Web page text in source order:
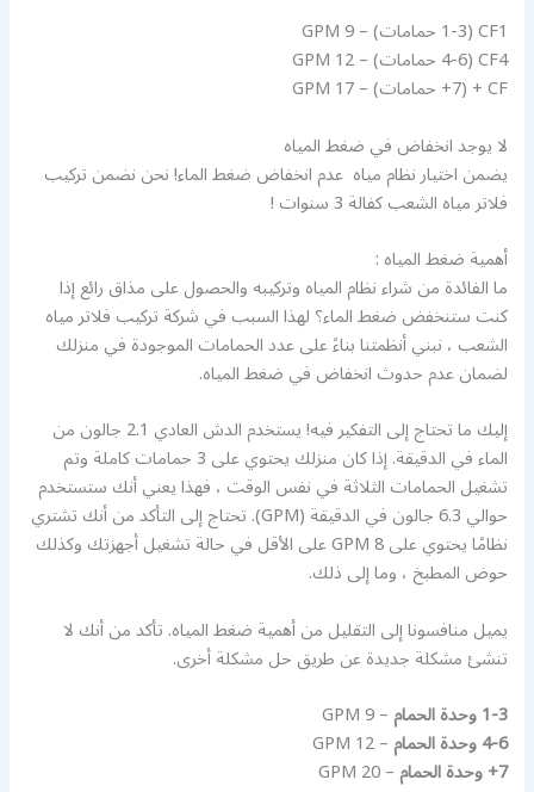
CF1 (1-3 حمامات) – 9 GPM
CF4 (4-6 حمامات) – 12 GPM
CF + (7+ حمامات) – 17 GPM
لا يوجد انخفاض في ضغط المياه
يضمن اختيار نظام مياه عدم انخفاض ضغط الماء! نحن نضمن تركيب
فلاتر مياه الشعب كفالة 3 سنوات !
أهمية ضغط المياه :
ما الفائدة من شراء نظام المياه وتركيبه والحصول على مذاق رائع إذا
كنت ستنخفض ضغط الماء؟ لهذا السبب في شركة تركيب فلاتر مياه
الشعب ، نبني أنظمتنا بناءً على عدد الحمامات الموجودة في منزلك
لضمان عدم حدوث انخفاض في ضغط المياه.
إليك ما تحتاج إلى التفكير فيه! يستخدم الدش العادي 2.1 جالون من
الماء في الدقيقة. إذا كان منزلك يحتوي على 3 حمامات كاملة وتم
تشغيل الحمامات الثلاثة في نفس الوقت ، فهذا يعني أنك ستستخدم
حوالي 6.3 جالون في الدقيقة (GPM). تحتاج إلى التأكد من أنك تشتري
نظامًا يحتوي على 8 GPM على الأقل في حالة تشغيل أجهزتك وكذلك
حوض المطبخ ، وما إلى ذلك.
يميل منافسونا إلى التقليل من أهمية ضغط المياه. تأكد من أنك لا
تنشئ مشكلة جديدة عن طريق حل مشكلة أخرى.
1-3 وحدة الحمام
– 9 GPM
4-6 وحدة الحمام – 12 GPM
7+ وحدة الحمام
– 20 GPM